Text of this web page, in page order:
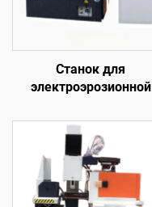
Станок для
электроэрозионной
электродом
однопроходного реза
DK7720